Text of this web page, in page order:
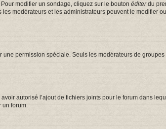
modifier un sondage, cliquez sur le bouton éditerdu
modérateurs et les administrateurs peuvent le modifier
permission spéciale. Seuls les modérateurs de
autorisé l’ajout de fichiers joints pour le forum dans
un forum.